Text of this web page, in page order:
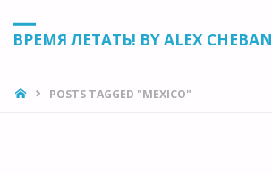
ВРЕМЯ ЛЕТАТЬ! BY ALEX CHEBAN
HOMEPOSTS TAGGED "MEXICO"